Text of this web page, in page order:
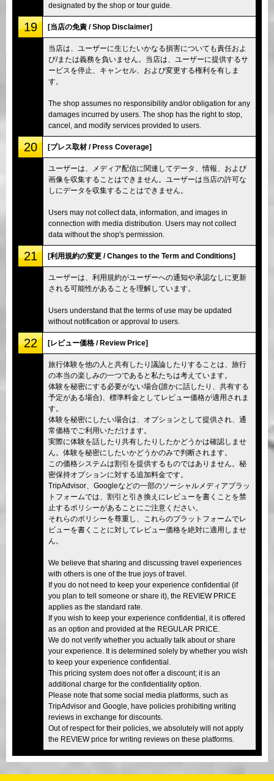
designated by the shop or tour guide.
19 [当店の免責 / Shop Disclaimer]
当店は、ユーザーに生じたいかなる損害についても責任およ
び/または義務を負いません。当店は、ユーザーに提供するサ
ービスを停止、キャンセル、および変更する権利を有しま
す。
The shop assumes no responsibility and/or obligation for any
damages incurred by users. The shop has the right to stop,
cancel, and modify services provided to users.
20 [プレス取材 / Press Coverage]
ユーザーは、メディア配信に関連してデータ、情報、および
画像を収集することはできません。ユーザーは当店の許可な
しにデータを収集することはできません。
Users may not collect data, information, and images in
connection with media distribution. Users may not collect
data without the shop's permission.
21 [利用規約の変更 / Changes to the Term and Conditions]
ユーザーは、利用規約がユーザーへの通知や承認なしに更新
される可能性があることを理解しています。
Users understand that the terms of use may be updated
without notification or approval to users.
22 [レビュー価格 / Review Price]
旅行体験を他の人と共有したり議論したりすることは、旅行
の本当の楽しみの一つであると私たちは考えています。
体験を秘密にする必要がない場合(誰かに話したり、共有する
予定がある場合)、標準料金としてレビュー価格が適用されま
す。
体験を秘密にしたい場合は、オプションとして提供され、通
常価格でご利用いただけます。
実際に体験を話したり共有したりしたかどうかは確認しませ
ん。体験を秘密にしたいかどうかのみで判断されます。
この価格システムは割引を提供するものではありません。秘
密保持オプションに対する追加料金です。
TripAdvisor、Googleなどの一部のソーシャルメディアプラッ
トフォームでは、割引と引き換えにレビューを書くことを禁
止するポリシーがあることにご注意ください。
それらのポリシーを尊重し、これらのプラットフォームでレ
ビューを書くことに対してレビュー価格を絶対に適用しませ
ん。
We believe that sharing and discussing travel experiences
with others is one of the true joys of travel.
If you do not need to keep your experience confidential (if
you plan to tell someone or share it), the REVIEW PRICE
applies as the standard rate.
If you wish to keep your experience confidential, it is offered
as an option and provided at the REGULAR PRICE.
We do not verify whether you actually talk about or share
your experience. It is determined solely by whether you wish
to keep your experience confidential.
This pricing system does not offer a discount; it is an
additional charge for the confidentiality option.
Please note that some social media platforms, such as
TripAdvisor and Google, have policies prohibiting writing
reviews in exchange for discounts.
Out of respect for their policies, we absolutely will not apply
the REVIEW price for writing reviews on these platforms.